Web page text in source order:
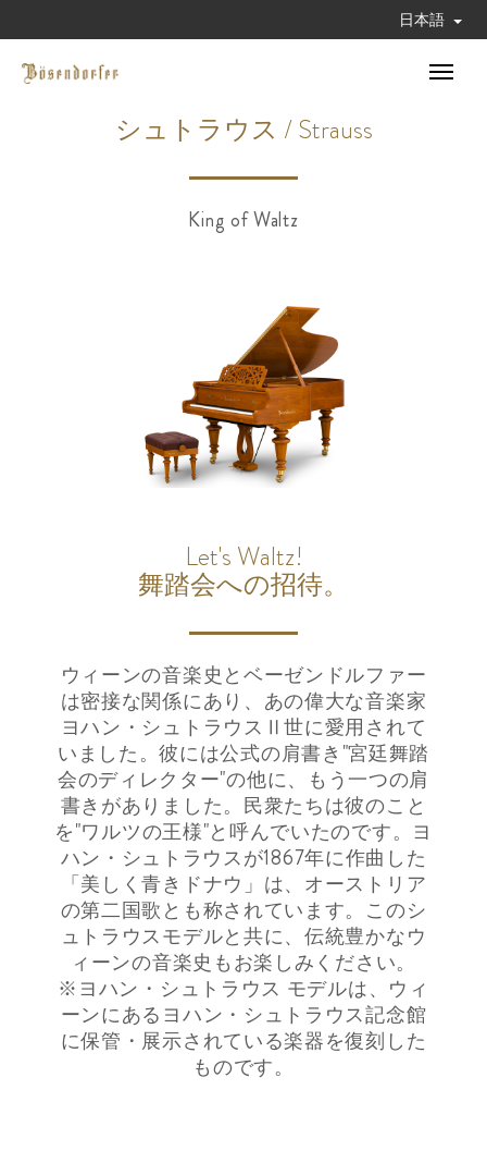
日本語
Toggle
シュトラウス / Strauss
King of Waltz
Let's Waltz!
舞踏会への招待。
ウィーンの音楽史とベーゼンドルファー
は密接な関係にあり、あの偉大な音楽家
ヨハン・シュトラウスⅡ世に愛用されて
いました。彼には公式の肩書き"宮廷舞踏
会のディレクター"の他に、もう一つの肩
書きがありました。民衆たちは彼のこと
を"ワルツの王様"と呼んでいたのです。ヨ
ハン・シュトラウスが1867年に作曲した
「美しく青きドナウ」は、オーストリア
の第二国歌とも称されています。このシ
ュトラウスモデルと共に、伝統豊かなウ
ィーンの音楽史もお楽しみください。
※ヨハン・シュトラウス モデルは、ウィ
ーンにあるヨハン・シュトラウス記念館
に保管・展示されている楽器を復刻した
ものです。